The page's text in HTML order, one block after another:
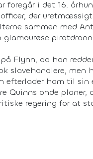
foregår i det 16.
der
sammen med
glamourøse
Flynn, da han
slavehandlere,
efterlader ham til sin
Quinns onde
regering for at